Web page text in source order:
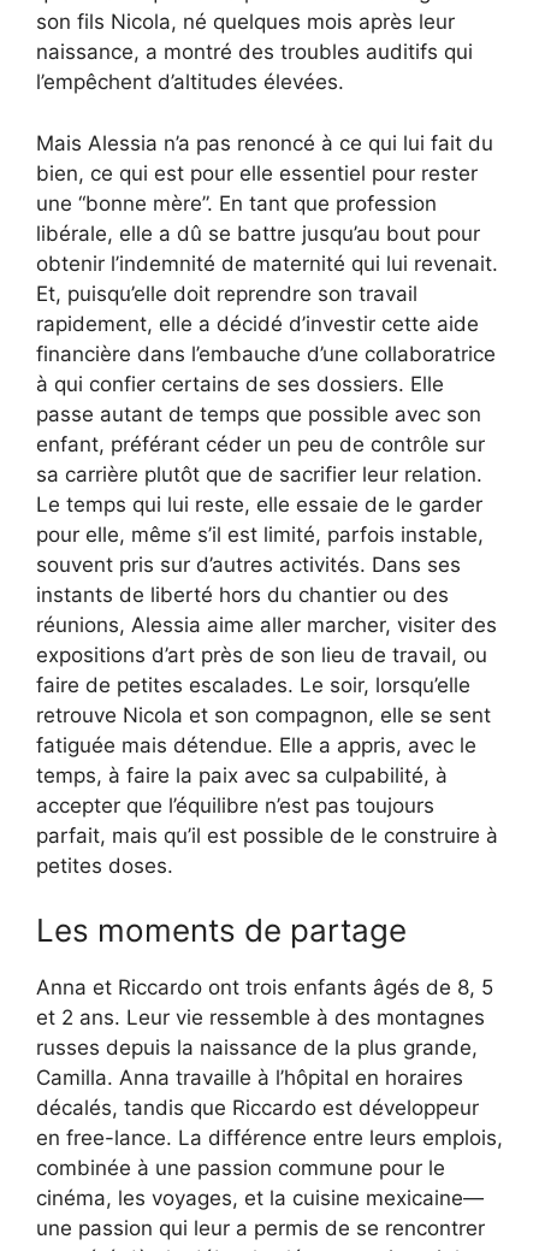
son fils Nicola, né quelques mois après leur
naissance, a montré des troubles auditifs qui
l’empêchent d’altitudes élevées.
Mais Alessia n’a pas renoncé à ce qui lui fait du
bien, ce qui est pour elle essentiel pour rester
une “bonne mère”. En tant que profession
libérale, elle a dû se battre jusqu’au bout pour
obtenir l’indemnité de maternité qui lui revenait.
Et, puisqu’elle doit reprendre son travail
rapidement, elle a décidé d’investir cette aide
financière dans l’embauche d’une collaboratrice
à qui confier certains de ses dossiers. Elle
passe autant de temps que possible avec son
enfant, préférant céder un peu de contrôle sur
sa carrière plutôt que de sacrifier leur relation.
Le temps qui lui reste, elle essaie de le garder
pour elle, même s’il est limité, parfois instable,
souvent pris sur d’autres activités. Dans ses
instants de liberté hors du chantier ou des
réunions, Alessia aime aller marcher, visiter des
expositions d’art près de son lieu de travail, ou
faire de petites escalades. Le soir, lorsqu’elle
retrouve Nicola et son compagnon, elle se sent
fatiguée mais détendue. Elle a appris, avec le
temps, à faire la paix avec sa culpabilité, à
accepter que l’équilibre n’est pas toujours
parfait, mais qu’il est possible de le construire à
petites doses.
Les moments de partage
Anna et Riccardo ont trois enfants âgés de 8, 5
et 2 ans. Leur vie ressemble à des montagnes
russes depuis la naissance de la plus grande,
Camilla. Anna travaille à l’hôpital en horaires
décalés, tandis que Riccardo est développeur
en free-lance. La différence entre leurs emplois,
combinée à une passion commune pour le
cinéma, les voyages, et la cuisine mexicaine—
une passion qui leur a permis de se rencontrer